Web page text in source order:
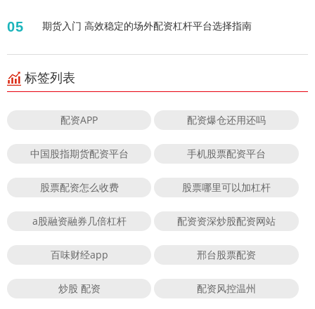
05 期货入门 高效稳定的场外配资杠杆平台选择指南
标签列表
配资APP 配资爆仓还用还吗
中国股指期货配资平台 手机股票配资平台
股票配资怎么收费 股票哪里可以加杠杆
a股融资融券几倍杠杆 配资资深炒股配资网站
百味财经app 邢台股票配资
炒股 配资 配资风控温州